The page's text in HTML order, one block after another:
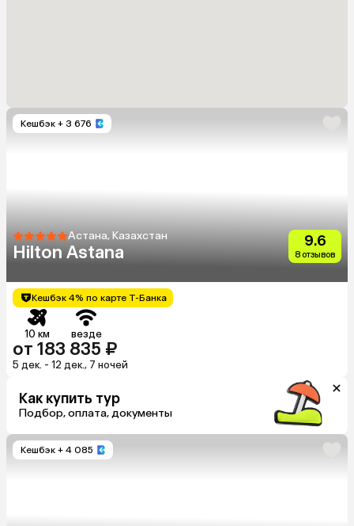
Кешбэк + 3 676
Астана, Казахстан
Hilton Astana
9.6
8 отзывов
Кешбэк 4% по карте Т-Банка
10 км везде
от 183 835 ₽
5 дек. - 12 дек., 7 ночей
Как купить тур
Подбор, оплата, документы
Кешбэк + 4 085